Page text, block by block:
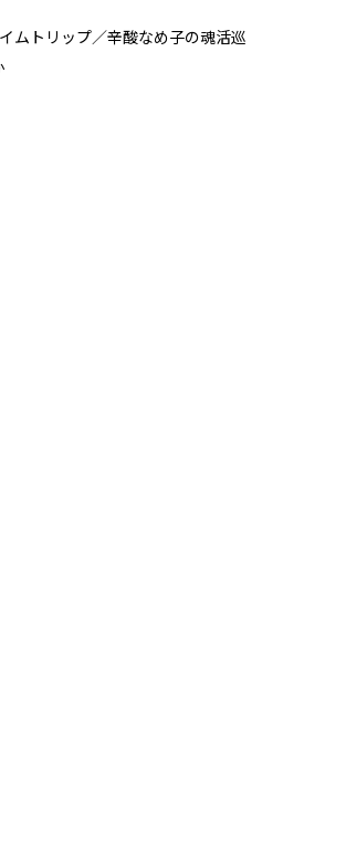
ムトリップ／辛酸なめ子の魂活巡